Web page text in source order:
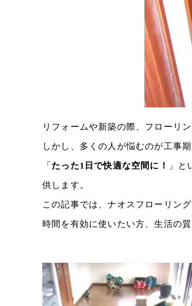
リフォームや新築の際、フローリ
しかし、多くの人が悩むのが工事期
「 たった1日で快適な空間に！
」と
供します。
この記事では、ナオスフローリン
時間を有効に使いたい方、生活の